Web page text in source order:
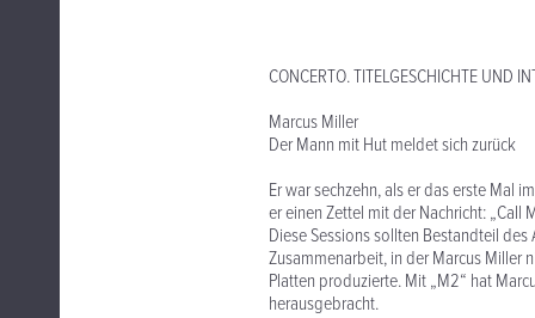
CONCERTO. TITELGESCHICHTE UND
Marcus Miller
Der Mann mit Hut meldet sich zurück
Er war sechzehn, als er das erste Mal
er einen Zettel mit der Nachricht: „Call
Diese Sessions sollten Bestandteil
Zusammenarbeit, in der Marcus Miller
Platten produzierte. Mit „M2“ hat
herausgebracht.